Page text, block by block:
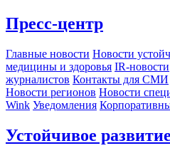
Пресс-центр
Главные новости Новости
медицины и здоровья IR-новости
журналистов Контакты для СМИ
Новости регионов Новости
Wink Уведомления
Устойчивое развитие